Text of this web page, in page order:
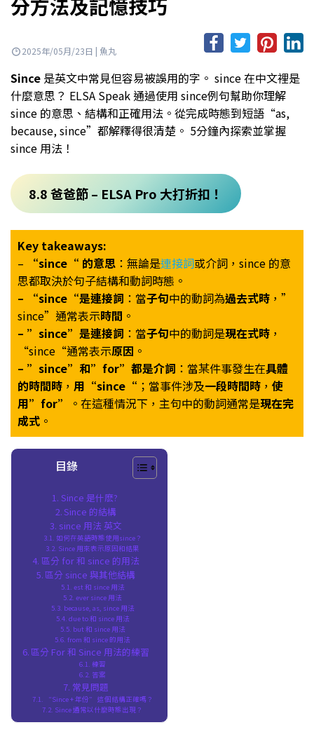
2025年/05月/23日 | 魚丸
Since 是英文中常見但容易被誤用的字。 since 在中文裡是
什麼意思？ ELSA Speak 通過使用 since例句幫助你理解
since 的意思、結構和正確用法。從完成時態到短語“as,
because, since”都解釋得很清楚。 5分鐘內探索並掌握
since 用法！
8.8 爸爸節 – ELSA Pro 大打折扣！
Key takeaways:
–
“since“ 的意思 ：無論是連接詞或介詞，since 的意
思都取決於句子結構和動詞時態。
– “since“是連接詞 ：當子句中的動詞為過去式時 ，”
since”通常表示時間 。
– ”since”是連接詞 ：當子句中的動詞是現在式時 ，
“since“通常表示原因 。
– ”since”和”for”都是介詞 ：當某件事發生在具體
的時間時 ， 用“since“ ；當事件涉及一段時間時 ， 使
用”for”
。在這種情況下，主句中的動詞通常是現在完
成式 。
目錄
Since 是什麽?
Since 的結構
since 用法 英文
如何在英語時態使用since？
Since 用來表示原因和結果
區分 for 和 since 的用法
區分 since 與其他結構
est 和 since 用法
ever since 用法
because, as, since 用法
due to 和 since 用法
but 和 since 用法
from 和 since 的用法
區分 For 和 Since 用法的練習
練習
答案
常見問題
“Since + 年份” 這個結構正確嗎？
Since 通常以什麼時態出現？